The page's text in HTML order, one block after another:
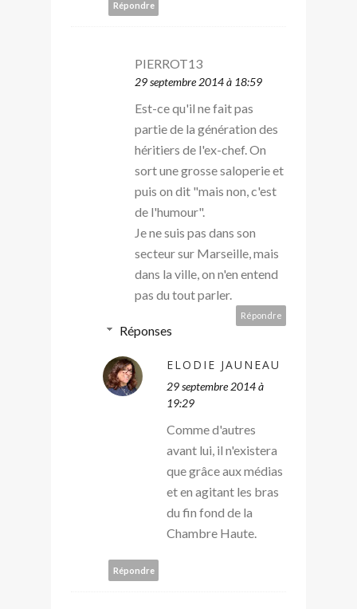
Répondre
PIERROT13
29 septembre 2014 à 18:59
Est-ce qu'il ne fait pas
partie de la génération des
héritiers de l'ex-chef. On
sort une grosse saloperie et
puis on dit "mais non, c'est
de l'humour".
Je ne suis pas dans son
secteur sur Marseille, mais
dans la ville, on n'en entend
pas du tout parler.
Répondre
Réponses
ELODIE JAUNEAU
29 septembre 2014 à
19:29
Comme d'autres
avant lui, il n'existera
que grâce aux médias
et en agitant les bras
du fin fond de la
Chambre Haute.
Répondre